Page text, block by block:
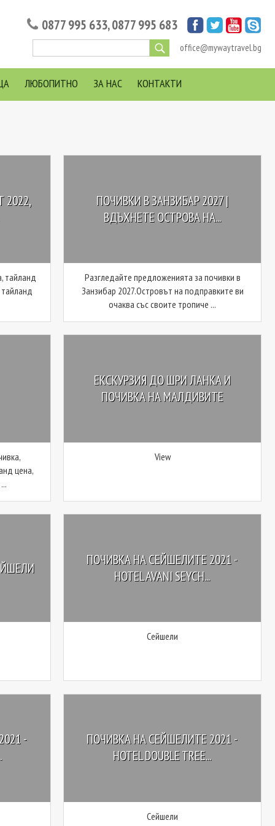
0877 995 633,0877 995 683
office@mywaytravel.bg
ЛЮБОПИТНО ЗА НАС КОНТАКТИ
2022,
тайланд
ПОЧИВКИ В ЗАНЗИБАР 2027 |
ВДЪХНЕТЕ ОСТРОВА НА...
Разгледайте предложенията за почивки в
Занзибар 2027.Островът на подправките ви
очаква със своите тропиче ...
цена,
ЕКСКУРЗИЯ ДО ШРИ ЛАНКА И
ПОЧИВКА НА МАЛДИВИТЕ
View
ПОЧИВКА НА СЕЙШЕЛИТЕ 2021 -
HOTEL AVANI SEYCH...
Сейшели
-
ПОЧИВКА НА СЕЙШЕЛИТЕ 2021 -
HOTEL DOUBLE TREE...
Сейшели